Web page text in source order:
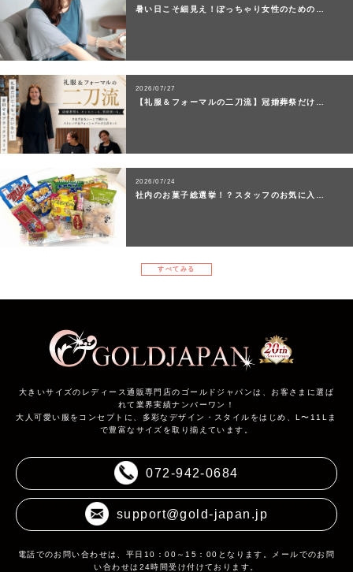
暑い日こそ細見え！ぽっちゃり女性のための…
2026/07/27
【礼服＆フォーマルの二刀流】冠婚葬祭だけ…
2026/07/24
社内のお菓子総選挙！？スタッフのお気に入…
すべてみる
大きいサイズのレディース通販専門店のゴールドジャパンは、お客さまに選ば
れて業界実績ナンバーワン！
大人可愛い服をコンセプトに、多彩なデザイン・スタイルをはじめ、L〜11Lま
で豊富なサイズを取り揃えています。
072-942-0684
support@gold-japan.jp
電話でのお問い合わせは、平日10：00～15：00となります。メールでのお問
い合わせは24時間受け付けております。